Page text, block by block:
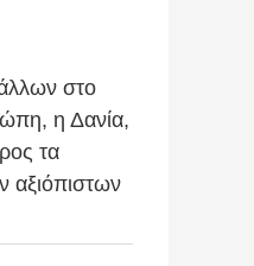
στο
η Δανία,
τα
αξιόπιστων